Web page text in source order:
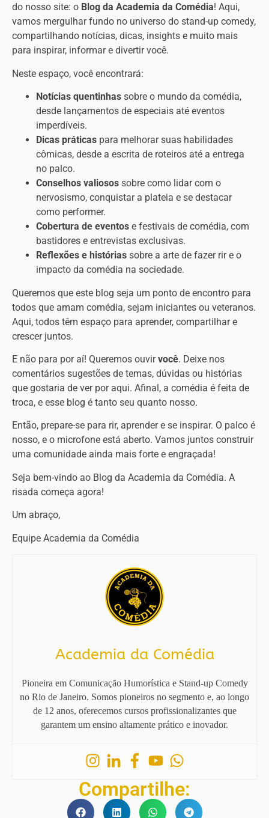
do nosso site: o Blog da Academia da Comédia! Aqui,
vamos mergulhar fundo no universo do stand-up comedy,
compartilhando notícias, dicas, insights e muito mais
para inspirar, informar e divertir você.
Neste espaço, você encontrará:
Notícias quentinhas sobre o mundo da comédia,
desde lançamentos de especiais até eventos
imperdíveis.
Dicas práticas para melhorar suas habilidades
cômicas, desde a escrita de roteiros até a entrega
no palco.
Conselhos valiosos sobre como lidar com o
nervosismo, conquistar a plateia e se destacar
como performer.
Cobertura de eventos e festivais de comédia, com
bastidores e entrevistas exclusivas.
Reflexões e histórias sobre a arte de fazer rir e o
impacto da comédia na sociedade.
Queremos que este blog seja um ponto de encontro para
todos que amam comédia, sejam iniciantes ou veteranos.
Aqui, todos têm espaço para aprender, compartilhar e
crescer juntos.
E não para por aí! Queremos ouvirvocê. Deixe nos
comentários sugestões de temas, dúvidas ou histórias
que gostaria de ver por aqui. Afinal, a comédia é feita de
troca, e esse blog é tanto seu quanto nosso.
Então, prepare-se para rir, aprender e se inspirar. O palco é
nosso, e o microfone está aberto. Vamos juntos construir
uma comunidade ainda mais forte e engraçada!
Seja bem-vindo ao Blog da Academia da Comédia. A
risada começa agora!
Um abraço,
Equipe Academia da Comédia
Academia da Comédia
Pioneira em Comunicação Humorística e Stand-up Comedy
no Rio de Janeiro. Somos pioneiros no segmento e, ao longo
de 12 anos, oferecemos cursos profissionalizantes que
garantem um ensino altamente prático e inovador.
Compartilhe: